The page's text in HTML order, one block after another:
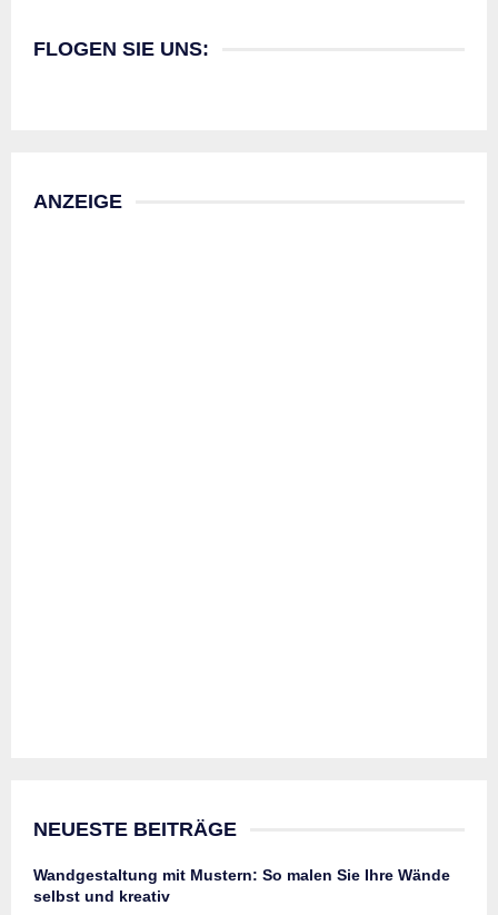
FLOGEN SIE UNS:
ANZEIGE
NEUESTE BEITRÄGE
Wandgestaltung mit Mustern: So malen Sie Ihre Wände
selbst und kreativ